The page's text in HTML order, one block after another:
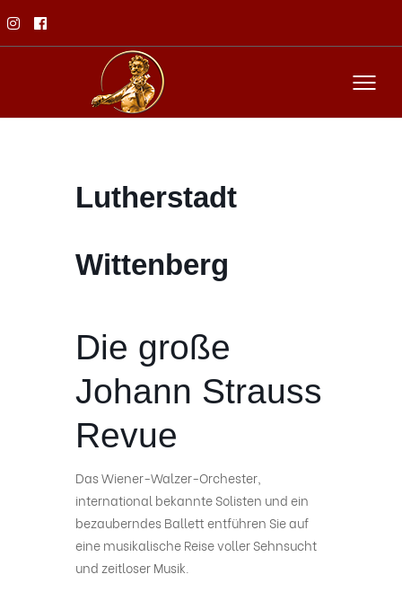
Lutherstadt
Wittenberg
Die große
Johann Strauss
Revue
Das Wiener-Walzer-Orchester,
international bekannte Solisten und ein
bezauberndes Ballett entführen Sie auf
eine musikalische Reise voller Sehnsucht
und zeitloser Musik.